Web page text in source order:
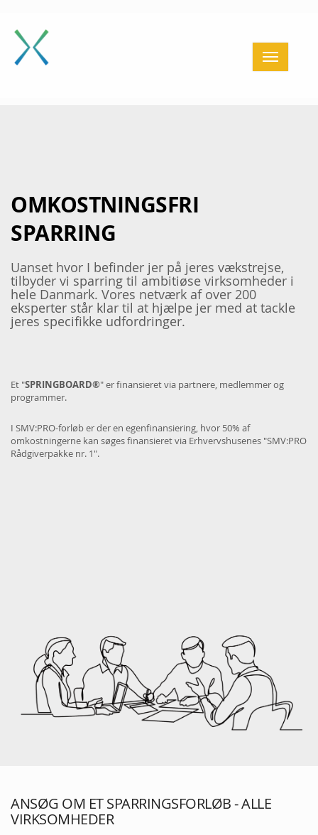
Om os
Login
≡
OMKOSTNINGSFRI
SPARRING
Uanset hvor I befinder jer på jeres vækstrejse,
tilbyder vi sparring til ambitiøse virksomheder i
hele Danmark. Vores netværk af over 200
eksperter står klar til at hjælpe jer med at tackle
jeres specifikke udfordringer.
Et "SPRINGBOARD®" er finansieret via partnere, medlemmer og
programmer.
I SMV:PRO-forløb er der en egenfinansiering, hvor 50% af
omkostningerne kan søges finansieret via Erhvervshusenes "SMV:PRO
Rådgiverpakke nr. 1".
ANSØG OM ET SPARRINGSFORLØB - ALLE
VIRKSOMHEDER